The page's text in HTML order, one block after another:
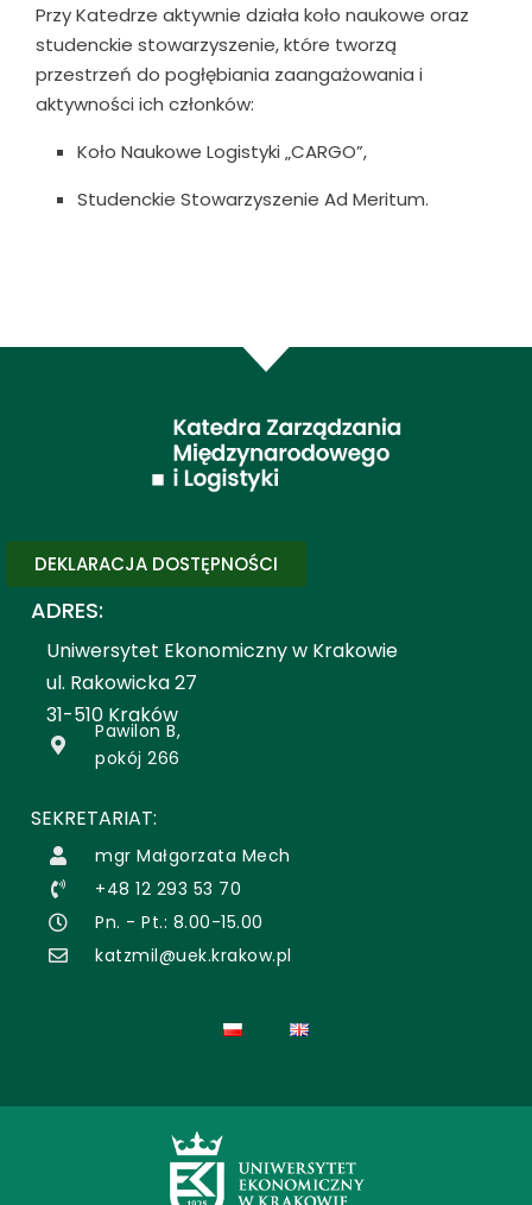
Przy Katedrze aktywnie działa koło naukowe oraz
studenckie stowarzyszenie, które tworzą
przestrzeń do pogłębiania zaangażowania i
aktywności ich członków:
Koło Naukowe Logistyki „CARGO”,
Studenckie Stowarzyszenie Ad Meritum.
DEKLARACJA DOSTĘPNOŚCI
ADRES:
Uniwersytet Ekonomiczny w Krakowie
ul. Rakowicka 27
31-510 Kraków
Pawilon B,
pokój 266
SEKRETARIAT:
mgr Małgorzata Mech
+48 12 293 53 70
Pn. - Pt.: 8.00-15.00
katzmil@uek.krakow.pl